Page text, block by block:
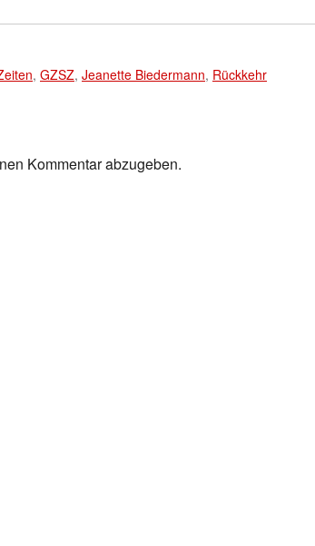
, GZSZ, Jeanette Biedermann, Rückkehr
Kommentar abzugeben.